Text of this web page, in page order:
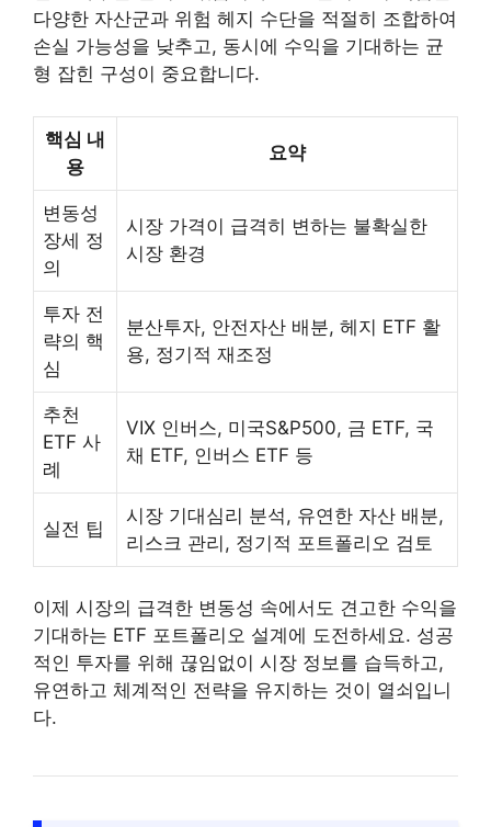
다양한 자산군과 위험 헤지 수단을 적절히 조합하여
손실 가능성을 낮추고, 동시에 수익을 기대하는 균
형 잡힌 구성이 중요합니다.
핵심 내
용
요약
변동성
장세 정
의
시장 가격이 급격히 변하는 불확실한
시장 환경
투자 전
략의 핵
심
분산투자, 안전자산 배분, 헤지 ETF 활
용, 정기적 재조정
추천
ETF 사
례
VIX 인버스, 미국S&P500, 금 ETF, 국
채 ETF, 인버스 ETF 등
실전 팁
시장 기대심리 분석, 유연한 자산 배분,
리스크 관리, 정기적 포트폴리오 검토
이제 시장의 급격한 변동성 속에서도 견고한 수익을
기대하는 ETF 포트폴리오 설계에 도전하세요. 성공
적인 투자를 위해 끊임없이 시장 정보를 습득하고,
유연하고 체계적인 전략을 유지하는 것이 열쇠입니
다.